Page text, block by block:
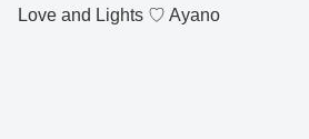
Love and Lights ♡ Ayano